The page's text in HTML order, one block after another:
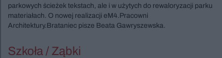
parkowych ścieżek tekstach, ale i w użytych do rewaloryzacji parku
materiałach. O nowej realizacji eM4.Pracowni
Architektury.Brataniec pisze Beata Gawryszewska.
Szkoła / Ząbki